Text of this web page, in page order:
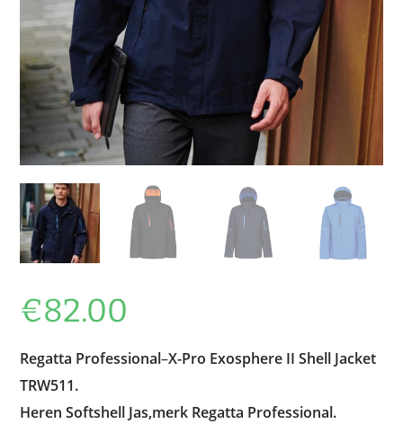
€82.00
Regatta Professional–X-Pro Exosphere II Shell Jacket
TRW511.
Heren Softshell Jas,merk Regatta Professional.